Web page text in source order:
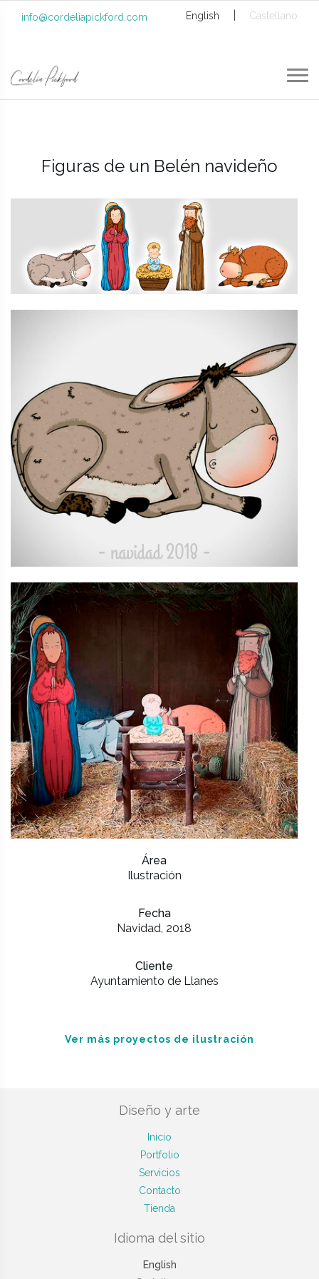
info@cordeliapickford.com English Castellano
Figuras de un Belén navideño
Área
Ilustración
Fecha
Navidad, 2018
Cliente
Ayuntamiento de Llanes
Ver más proyectos de ilustración
Diseño y arte
Inicio
Portfolio
Servicios
Contacto
Tienda
Idioma del sitio
English